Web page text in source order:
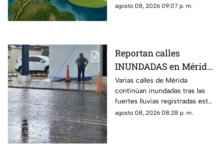
próxima semana y más de uno
agosto 08, 2026 09:07 p. m.
Reportan calles
INUNDADAS en Mérida
tras fuertes lluvias de
hoy, sábado 8 de agosto
Varias calles de Mérida
continúan inundadas tras las
fuertes lluvias registradas este
sábado, afectando el tránsito
agosto 08, 2026 08:28 p. m.